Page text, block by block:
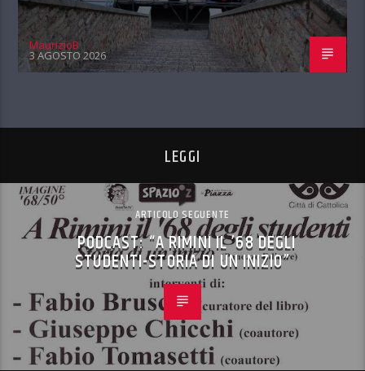
MaurizioB
3 AGOSTO 2026
LEGGI
ARTICOLO SEGUENTE
PODCAST: “A RIMINI IL ’68 DEGLI
STUDENTI-STORIA DI UN INIZIO”